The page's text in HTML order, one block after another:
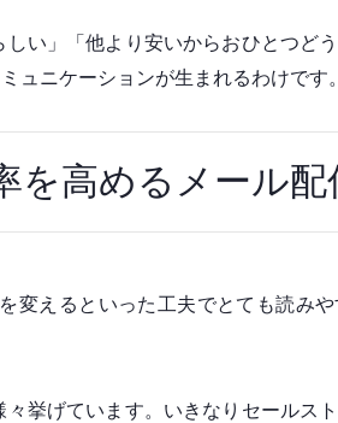
い」「他より安いからおひとつど
ュニケーションが生まれるわけです。
を高めるメール配
変えるといった工夫でとても読み
挙げています。いきなりセールス